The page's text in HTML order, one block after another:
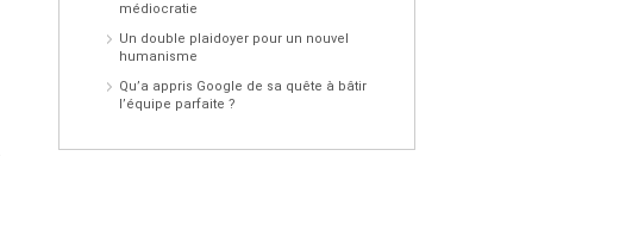
médiocratie
Un double plaidoyer pour un nouvel
humanisme
Qu’a appris Google de sa quête à bâtir
l’équipe parfaite ?